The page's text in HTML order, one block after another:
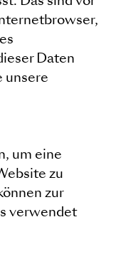
Daten
unsere
um eine
zu
zur
verwendet